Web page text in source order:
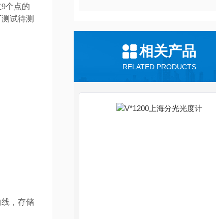
相关产品
RELATED PRODUCTS
个点的
试待测
，存储